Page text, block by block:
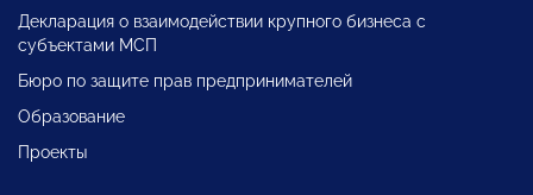
Декларация о взаимодействии крупного бизнеса с
субъектами МСП
Бюро по защите прав предпринимателей
Образование
Проекты